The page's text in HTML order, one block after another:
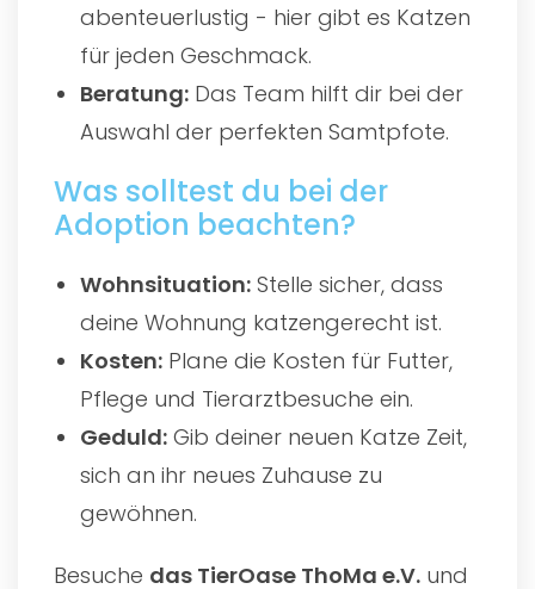
abenteuerlustig - hier gibt es Katzen
für jeden Geschmack.
Beratung: Das Team hilft dir bei der
Auswahl der perfekten Samtpfote.
Was solltest du bei der
Adoption beachten?
Wohnsituation: Stelle sicher, dass
deine Wohnung katzengerecht ist.
Kosten: Plane die Kosten für Futter,
Pflege und Tierarztbesuche ein.
Geduld: Gib deiner neuen Katze Zeit,
sich an ihr neues Zuhause zu
gewöhnen.
Besuche das TierOase ThoMa e.V. und